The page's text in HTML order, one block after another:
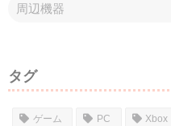
周辺機器
タグ
ゲーム PC Xbox